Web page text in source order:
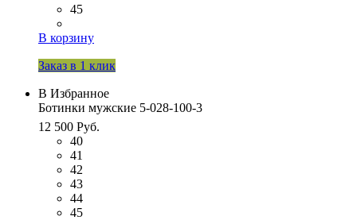
45
В корзину
Заказ в 1 клик
В Избранное
Ботинки мужские 5-028-100-3
12 500 Руб.
40
41
42
43
44
45